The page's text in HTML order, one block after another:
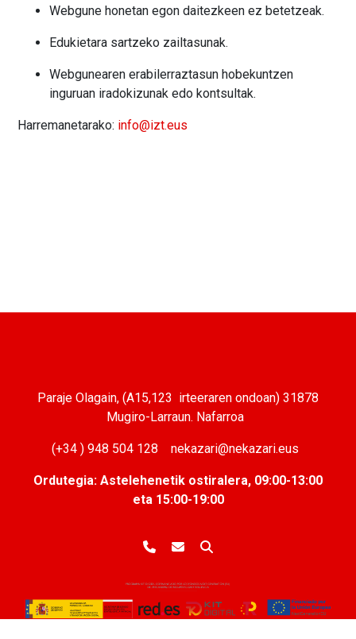
Webgune honetan egon daitezkeen ez betetzeak.
Edukietara sartzeko zailtasunak.
Webgunearen erabilerraztasun hobekuntzen
inguruan iradokizunak edo kontsultak.
Harremanetarako: info@izt.eus
Paraje Olagain, (A15,123 irteeraren ondoan) 31878
Mugiro-Larraun. Nafarroa
(+34 ) 948 504 128 nekazari@nekazari.eus
Ordutegia: Astelehenetik ostiralera, 09:00-13:00
eta 15:00-19:00
telefonoa
e-mail